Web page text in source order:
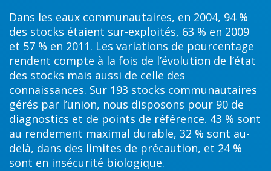
Dans les eaux communautaires, en 2004, 94 %
des stocks étaient sur-exploités, 63 % en 2009
et 57 % en 2011. Les variations de pourcentage
rendent compte à la fois de l’évolution de l’état
des stocks mais aussi de celle des
connaissances. Sur 193 stocks communautaires
gérés par l’union, nous disposons pour 90 de
diagnostics et de points de référence. 43 % sont
au rendement maximal durable, 32 % sont au-
delà, dans des limites de précaution, et 24 %
sont en insécurité biologique.